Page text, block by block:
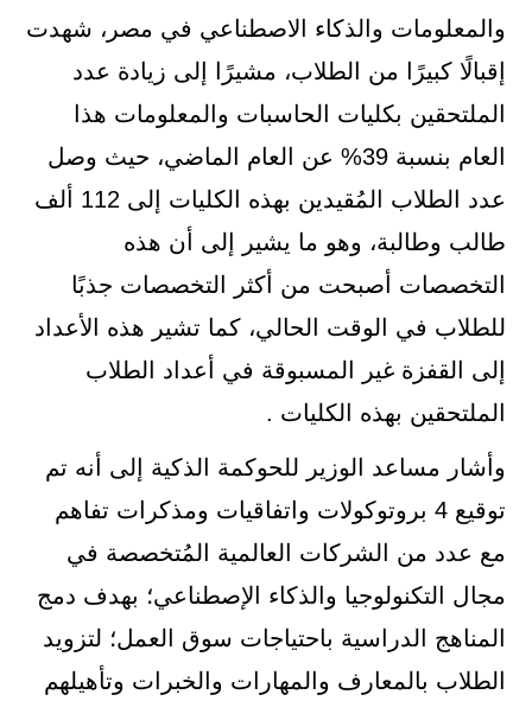
والمعلومات والذكاء الاصطناعي في مصر، شهدت
إقبالًا كبيرًا من الطلاب، مشيرًا إلى زيادة عدد
الملتحقين بكليات الحاسبات والمعلومات هذا
العام بنسبة 39% عن العام الماضي، حيث وصل
عدد الطلاب المُقيدين بهذه الكليات إلى 112 ألف
طالب وطالبة، وهو ما يشير إلى أن هذه
التخصصات أصبحت من أكثر التخصصات جذبًا
للطلاب في الوقت الحالي، كما تشير هذه الأعداد
إلى القفزة غير المسبوقة في أعداد الطلاب
الملتحقين بهذه الكليات .
وأشار مساعد الوزير للحوكمة الذكية إلى أنه تم
توقيع 4 بروتوكولات واتفاقيات ومذكرات تفاهم
مع عدد من الشركات العالمية المُتخصصة في
مجال التكنولوجيا والذكاء الإصطناعي؛ بهدف دمج
المناهج الدراسية باحتياجات سوق العمل؛ لتزويد
الطلاب بالمعارف والمهارات والخبرات وتأهيلهم